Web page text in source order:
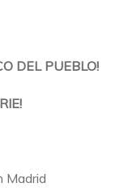
DEL PUEBLO!
Madrid